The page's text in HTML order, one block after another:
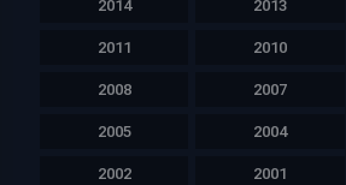
2014 2013
2011 2010
2008 2007
2005 2004
2002 2001